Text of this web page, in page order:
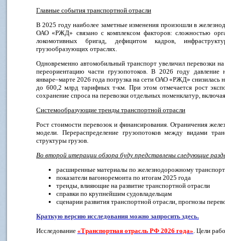
Главные события транспортной отрасли
В 2025 году наиболее заметные изменения произошли в
ОАО «РЖД» связано с комплексом факторов: сложностью
локомотивных бригад, дефицитом кадров,
грузообразующих отраслях.
Одновременно автомобильный транспорт увеличил перевозки
переориентацию части грузопотоков. В 2026 году
январе–марте 2026 года погрузка на сети ОАО «РЖД»
до 600,2 млрд тарифных т-км. При этом отмечается рост
сохранение спроса на перевозки отдельных номенклатур,
Системообразующие тренды транспортной отрасли
Рост стоимости перевозок и финансирования. Ограничения
модели. Перераспределение грузопотоков между видами
структуры грузов.
Во второй итерации обзора буду представлены следующие
расширенные материалы по железнодорожному
показатели вагоноремонта по итогам 2025 года
тренды, влияющие на развитие транспортной отрасли
справки по крупнейшим судовладельцам
сценарии развития транспортной отрасли, прогнозы
Краткую версию исследования можно запросить здесь.
Исследование «Транспортная отрасль РФ 2026 года». Цели